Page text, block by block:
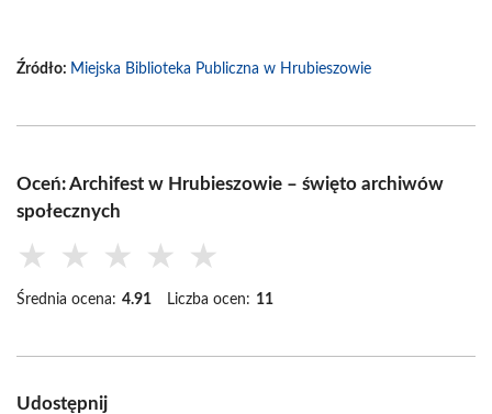
Źródło: Miejska Biblioteka Publiczna w Hrubieszowie
Oceń: Archifest w Hrubieszowie – święto archiwów
społecznych
★ ★ ★ ★ ★
Średnia ocena: 4.91 Liczba ocen: 11
Udostępnij